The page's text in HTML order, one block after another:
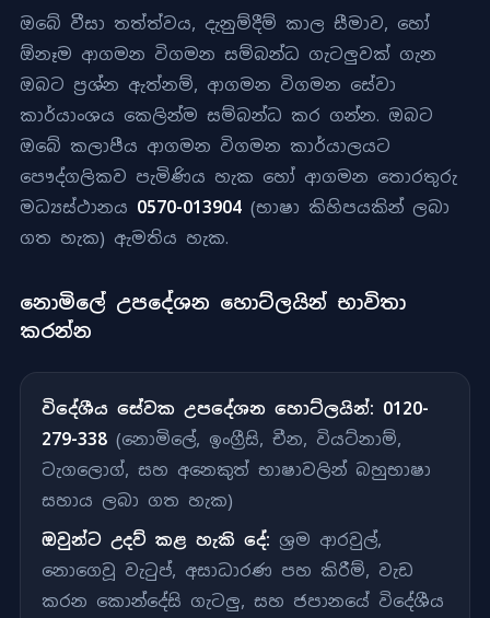
ඔබේ වීසා තත්ත්වය, දැනුම්දීම් කාල සීමාව, හෝ
ඕනෑම ආගමන විගමන සම්බන්ධ ගැටලුවක් ගැන
ඔබට ප්‍රශ්න ඇත්නම්, ආගමන විගමන සේවා
කාර්යාංශය කෙලින්ම සම්බන්ධ කර ගන්න. ඔබට
ඔබේ කලාපීය ආගමන විගමන කාර්යාලයට
පෞද්ගලිකව පැමිණිය හැක හෝ ආගමන තොරතුරු
මධ්‍යස්ථානය 0570-013904 (භාෂා කිහිපයකින් ලබා
ගත හැක) ඇමතිය හැක.
නොමිලේ උපදේශන හොට්ලයින් භාවිතා
කරන්න
විදේශීය සේවක උපදේශන හොට්ලයින්: 0120-
279-338 (නොමිලේ, ඉංග්‍රීසි, චීන, වියට්නාම්,
ටැගලොග්, සහ අනෙකුත් භාෂාවලින් බහුභාෂා
සහාය ලබා ගත හැක)
ඔවුන්ට උදව් කළ හැකි දේ: ශ්‍රම ආරවුල්,
නොගෙවූ වැටුප්, අසාධාරණ පහ කිරීම්, වැඩ
කරන කොන්දේසි ගැටලු, සහ ජපානයේ විදේශීය